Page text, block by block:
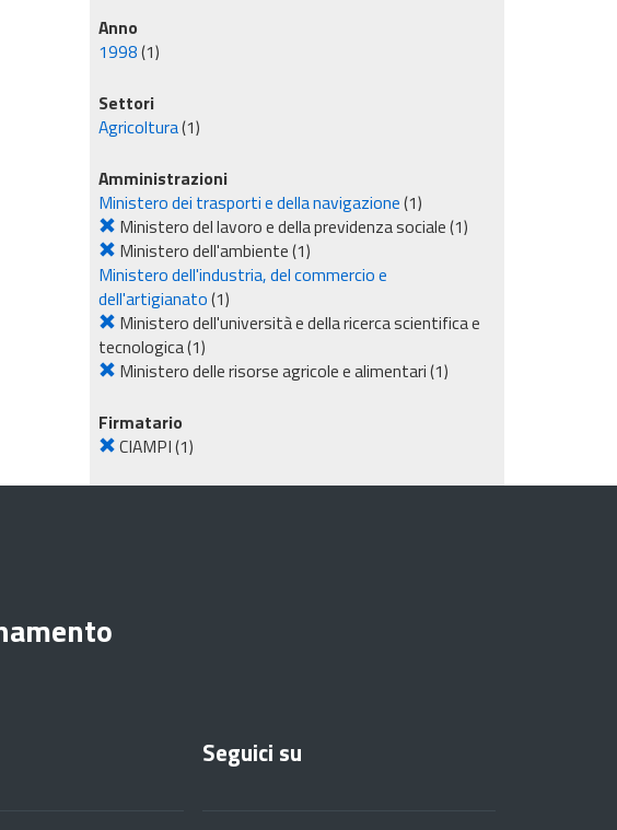
Anno
1998(1)
Settori
Agricoltura(1)
Amministrazioni
Ministero dei trasporti e della navigazione(1)
Ministero del lavoro e della previdenza sociale(1)
Ministero dell'ambiente(1)
Ministero dell'industria, del commercio e
dell'artigianato(1)
Ministero dell'università e della ricerca scientifica e
tecnologica(1)
Ministero delle risorse agricole e alimentari(1)
Firmatario
CIAMPI(1)
Seguici su